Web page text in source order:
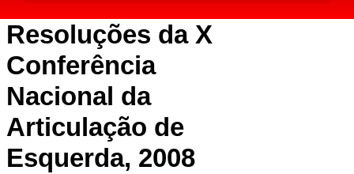
Resoluções da X
Conferência
Nacional da
Articulação de
Esquerda, 2008